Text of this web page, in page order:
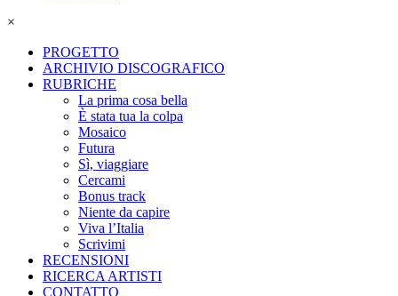
×
PROGETTO
ARCHIVIO DISCOGRAFICO
RUBRICHE
La prima cosa bella
È stata tua la colpa
Mosaico
Futura
Sì, viaggiare
Cercami
Bonus track
Niente da capire
Viva l’Italia
Scrivimi
RECENSIONI
RICERCA ARTISTI
CONTATTO